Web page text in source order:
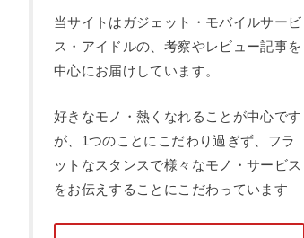
当サイトはガジェット・モバイルサービ
ス・アイドルの、考察やレビュー記事を
中心にお届けしています。
好きなモノ・熱くなれることが中心です
が、1つのことにこだわり過ぎず、フラ
ットなスタンスで様々なモノ・サービス
をお伝えすることにこだわっています